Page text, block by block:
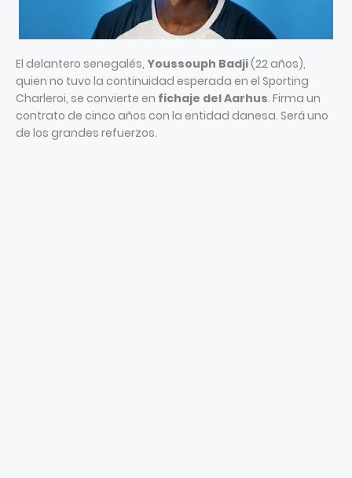
El delantero senegalés, Youssouph Badji(22 años),
quien no tuvo la continuidad esperada en el Sporting
Charleroi, se convierte en fichaje del Aarhus. Firma un
contrato de cinco años con la entidad danesa. Será uno
de los grandes refuerzos.